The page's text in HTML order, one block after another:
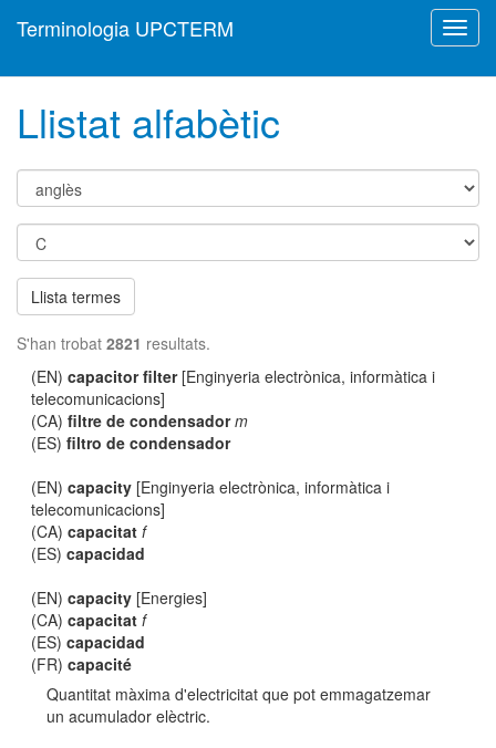
Terminologia UPCTERM
Llistat alfabètic
Llista termes
S'han trobat 2821 resultats.
(EN)capacitor filter[Enginyeria electrònica, informàtica i
telecomunicacions]
(CA)filtre de condensador m
(ES)filtro de condensador
(EN)capacity [Enginyeria electrònica, informàtica i
telecomunicacions]
(CA)capacitat f
(ES)capacidad
(EN)capacity [Energies]
(CA)capacitat f
(ES)capacidad
(FR)capacité
Quantitat màxima d'electricitat que pot emmagatzemar
un acumulador elèctric.